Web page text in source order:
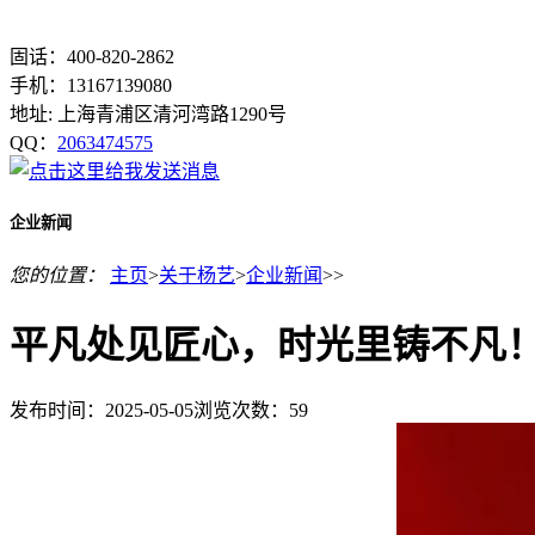
固话：400-820-2862
手机：13167139080
地址: 上海青浦区清河湾路1290号
QQ： 2063474575
企业新闻
您的位置： 主页>关于杨艺>企业新闻>>
平凡处见匠心，时光里铸不凡
发布时间：2025-05-05浏览次数： 59